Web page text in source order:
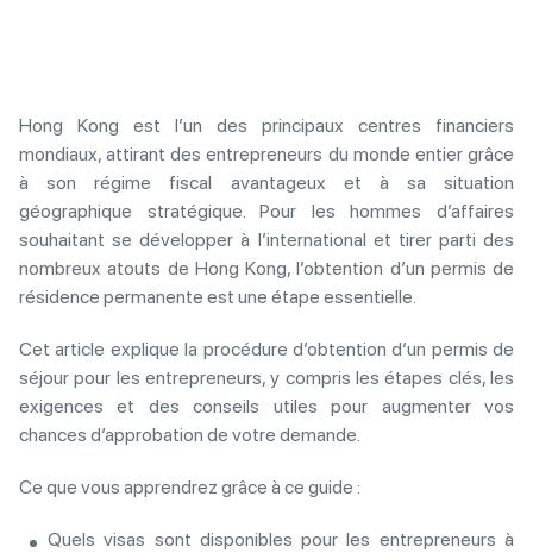
Hong Kong est l’un des principaux centres financiers
mondiaux, attirant des entrepreneurs du monde entier grâce
à son régime fiscal avantageux et à sa situation
géographique stratégique. Pour les hommes d’affaires
souhaitant se développer à l’international et tirer parti des
nombreux atouts de Hong Kong, l’obtention d’un permis de
résidence permanente est une étape essentielle.
Cet article explique la procédure d’obtention d’un permis de
séjour pour les entrepreneurs, y compris les étapes clés, les
exigences et des conseils utiles pour augmenter vos
chances d’approbation de votre demande.
Ce que vous apprendrez grâce à ce guide :
Quels visas sont disponibles pour les entrepreneurs à